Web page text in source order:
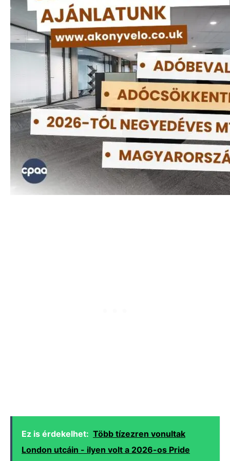
Ez is érdekelhet: Több tízezren vonultak
London utcáin - ilyen volt a 2026-os Pride